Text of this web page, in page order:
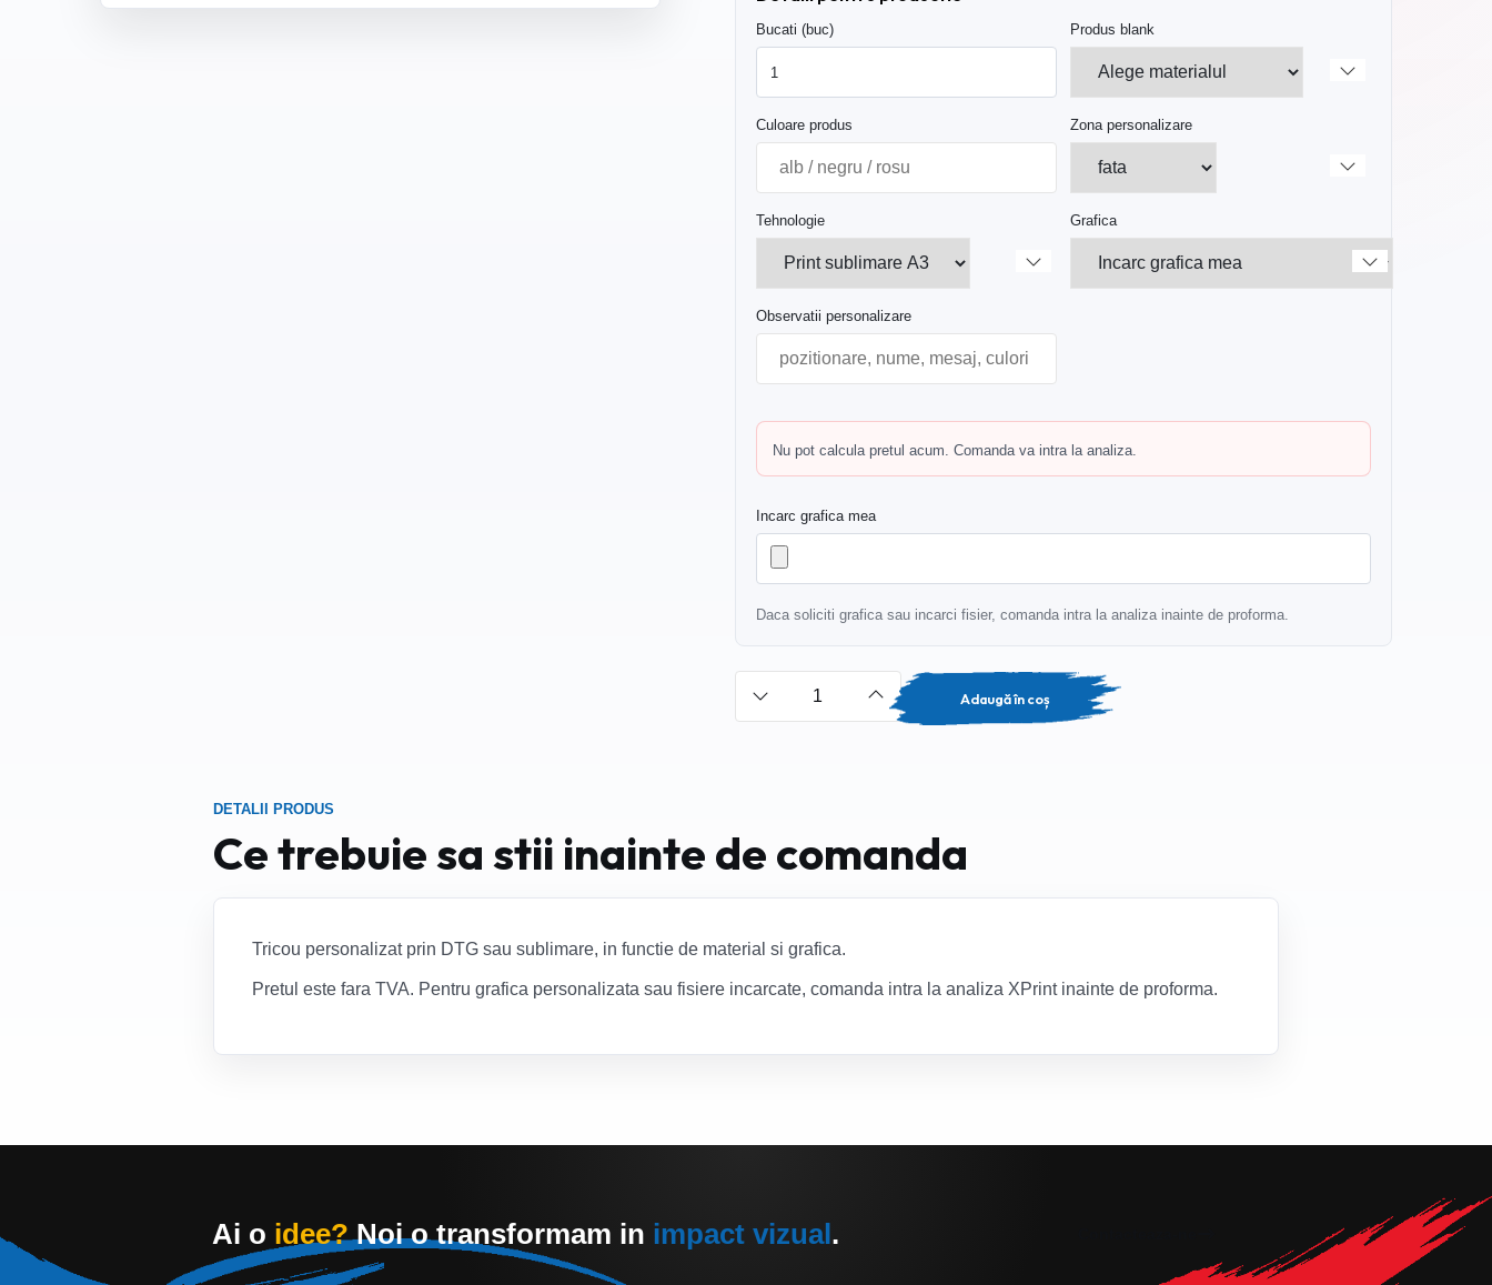
Bucati (buc) Produs blank
Culoare produs Zona personalizare
Tehnologie Grafica
Observatii personalizare
Nu pot calcula pretul acum. Comanda va intra la analiza.
Incarc grafica mea
Daca soliciti grafica sau incarci fisier, comanda intra la analiza inainte de proforma.
Adaugă în coș
DETALII PRODUS
Ce trebuie sa stii inainte de comanda
Tricou personalizat prin DTG sau sublimare, in functie de material si grafica.
Pretul este fara TVA. Pentru grafica personalizata sau fisiere incarcate, comanda intra la analiza XPrint inainte de proforma.
Ai o idee?Noi o transformam in impact vizual.